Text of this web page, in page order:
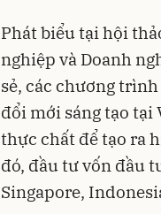
Phát biểu tại hội
nghiệp và Doanh
sẻ, các chương
đổi mới sáng tạo tại
thực chất để tạo ra
đó, đầu tư vốn đầu
Singapore,